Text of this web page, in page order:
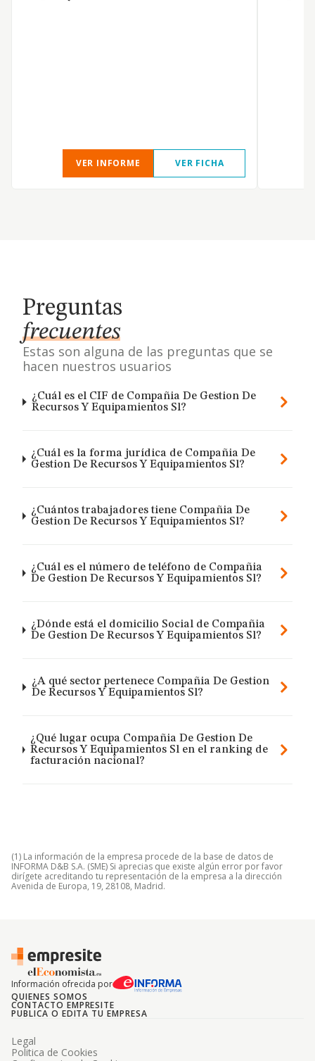
VER INFORME VER FICHA
Preguntas
frecuentes
Estas son alguna de las preguntas que se
hacen nuestros usuarios
¿Cuál es el CIF de Compañia De Gestion De
Recursos Y Equipamientos Sl?
¿Cuál es la forma jurídica de Compañia De
Gestion De Recursos Y Equipamientos Sl?
¿Cuántos trabajadores tiene Compañia De
Gestion De Recursos Y Equipamientos Sl?
¿Cuál es el número de teléfono de Compañia
De Gestion De Recursos Y Equipamientos Sl?
¿Dónde está el domicilio Social de Compañia
De Gestion De Recursos Y Equipamientos Sl?
¿A qué sector pertenece Compañia De Gestion
De Recursos Y Equipamientos Sl?
¿Qué lugar ocupa Compañia De Gestion De
Recursos Y Equipamientos Sl en el ranking de
facturación nacional?
(1) La información de la empresa procede de la base de datos de
INFORMA D&B S.A. (SME) Si aprecias que existe algún error por favor
dirígete acreditando tu representación de la empresa a la dirección
Avenida de Europa, 19, 28108, Madrid.
Información ofrecida por
QUIENES SOMOS
CONTACTO EMPRESITE
PUBLICA O EDITA TU EMPRESA
Legal
Politica de Cookies